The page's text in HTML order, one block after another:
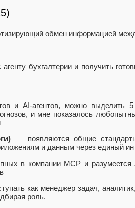
обмен информацией
бухгалтерии и получить
и AI-агентов, можно выделить
и мне показалось
— появляются общие
и данным через единый
в компании MCP и разумеется
как менеджер задач,
роль.